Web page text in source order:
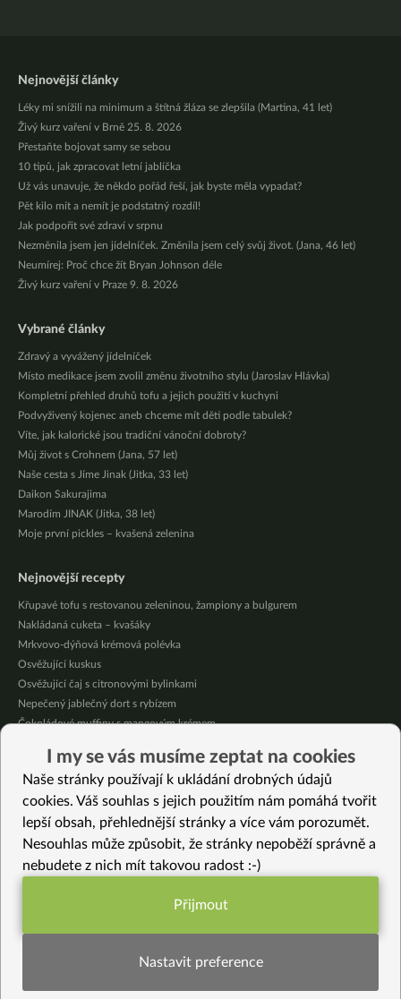
Nejnovější články
Léky mi snížili na minimum a štítná žláza se zlepšila (Martina, 41 let)
Živý kurz vaření v Brně 25. 8. 2026
Přestaňte bojovat samy se sebou
10 tipů, jak zpracovat letní jablíčka
Už vás unavuje, že někdo pořád řeší, jak byste měla vypadat?
Pět kilo mít a nemít je podstatný rozdíl!
Jak podpořit své zdraví v srpnu
Nezměnila jsem jen jídelníček. Změnila jsem celý svůj život. (Jana, 46 let)
Neumírej: Proč chce žít Bryan Johnson déle
Živý kurz vaření v Praze 9. 8. 2026
Vybrané články
Zdravý a vyvážený jídelníček
Místo medikace jsem zvolil změnu životního stylu (Jaroslav Hlávka)
Kompletní přehled druhů tofu a jejich použití v kuchyni
Podvyživený kojenec aneb chceme mít děti podle tabulek?
Víte, jak kalorické jsou tradiční vánoční dobroty?
Můj život s Crohnem (Jana, 57 let)
Naše cesta s Jíme Jinak (Jitka, 33 let)
Daikon Sakurajima
Marodím JINAK (Jitka, 38 let)
Moje první pickles – kvašená zelenina
Nejnovější recepty
Křupavé tofu s restovanou zeleninou, žampiony a bulgurem
Nakládaná cuketa – kvašáky
Mrkvovo-dýňová krémová polévka
Osvěžující kuskus
Osvěžující čaj s citronovými bylinkami
Nepečený jablečný dort s rybízem
Čokoládové muffiny s mangovým krémem
Krémová zeleninová polévka s koprem a vločkami
Celozrnná rýže basmati se zeleninou
Vybrané recepty
Lívancové nudle s fazolemi
Salát z vodnice, polníčku a cherry rajčátek
Hříšný, ale rychlý čokodortík
Artyčoky v oleji
I my se vás musíme zeptat na cookies
Naše stránky používají k ukládání drobných údajů
cookies. Váš souhlas s jejich použitím nám pomáhá tvořit
lepší obsah, přehlednější stránky a více vám porozumět.
Nesouhlas může způsobit, že stránky nepoběží správně a
nebudete z nich mít takovou radost :-)
Funkční nastavení potřebujeme (vždy
Přijmout
Nastavit preference